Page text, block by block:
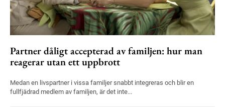
Partner dåligt accepterad av familjen: hur man
reagerar utan ett uppbrott
Medan en livspartner i vissa familjer snabbt integreras och blir en
fullfjädrad medlem av familjen, är det inte...